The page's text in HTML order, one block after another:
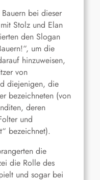
bei dieser
Stolz und Elan
den Slogan
um die
hinzuweisen,
von
diejenigen, die
bezeichneten (von
deren
und
bezeichnet).
die
die Rolle des
und sogar bei